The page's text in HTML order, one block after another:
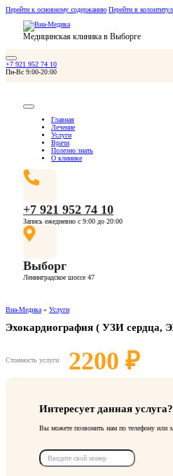
Перейти к основному содержанию Перейти в колонтитул
Медицинская клиника в Выборге
+7 921 952 74 10
Пн-Вс 9:00-20:00
Главная
Лечение
Услуги
Врачи
Полезно знать
О клинике
+7 921 952 74 10
Запись ежедневно с 9:00 до 20:00
Выборг
Ленинградское шоссе 47
Виа-Медика » Услуги
Эхокардиография ( УЗИ сердца,
Стоимость услуги 2200 ₽
Интересует данная услуга?
Вы можете позвонить нам по телефону или